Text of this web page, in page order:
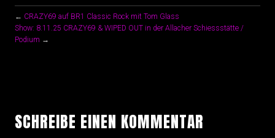
← CRAZY69 auf BR1 Classic Rock mit Tom Glass
Show: 8.11.25 CRAZY69 & WIPED OUT in der Allacher Schiessstätte /
Podium →
SCHREIBE EINEN KOMMENTAR